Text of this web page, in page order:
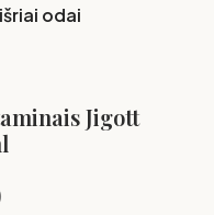
odai
Jigott